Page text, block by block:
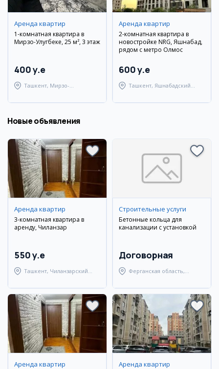
Аренда квартир
1-комнатная квартира в
Мирзо-Улугбеке, 25 м², 3 этаж
400 y.e
Ташкент, Мирзо-
Аренда квартир
2-комнатная квартира в
новостройке NRG, Яшнабад,
рядом с метро Олмос
600 y.e
Ташкент, Яшнабадский
Новые объявления
Аренда квартир
3-комнатная квартира в
аренду, Чиланзар
550 y.e
Ташкент, Чиланзарский
Строительные услуги
Бетонные кольца для
канализации с установкой
Договорная
Ферганская область,
Аренда квартир Аренда квартир